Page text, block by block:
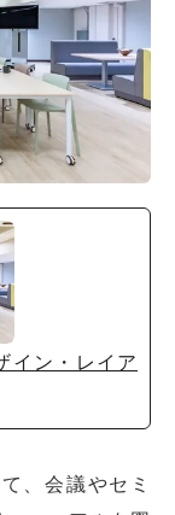
イン・レイア
、会議やセミ